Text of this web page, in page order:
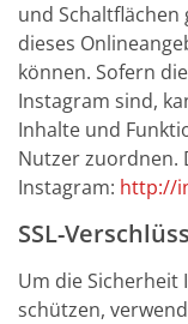
und
dieses
können. Sofern
Instagram sind,
Inhalte und
Nutzer zuordnen.
Instagram: http://
SSL-
Um die
schützen,